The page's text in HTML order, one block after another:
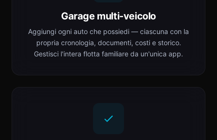
Garage multi-veicolo
Aggiungi ogni auto che possiedi — ciascuna con la
propria cronologia, documenti, costi e storico.
Gestisci l'intera flotta familiare da un'unica app.